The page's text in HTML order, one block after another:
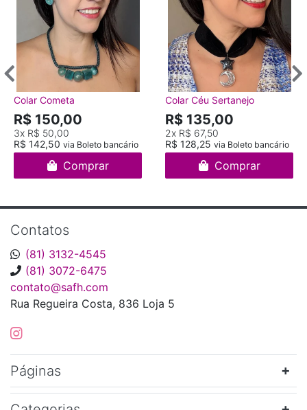
Colar Cometa
R$ 150,00
3x R$ 50,00
R$ 142,50 via Boleto bancário
Comprar
Colar Céu Sertanejo
R$ 135,00
2x R$ 67,50
R$ 128,25 via Boleto bancário
Comprar
Contatos
(81) 3132-4545
(81) 3072-6475
contato@safh.com
Rua Regueira Costa, 836 Loja 5
Páginas